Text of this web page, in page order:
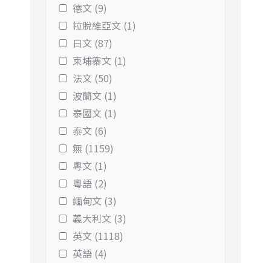
德文 (9)
拉脫維亞文 (1)
日文 (87)
柬埔寨文 (1)
法文 (50)
波蘭文 (1)
泰國文 (1)
泰文 (6)
無 (1159)
粵文 (1)
粵語 (2)
緬甸文 (3)
義大利文 (3)
英文 (1118)
英語 (4)